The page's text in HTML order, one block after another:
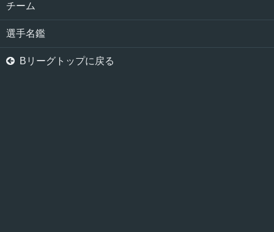
チーム
選手名鑑
 Bリーグトップに戻る